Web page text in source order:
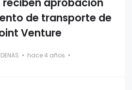
de transporte de
Venture
hace 4 años